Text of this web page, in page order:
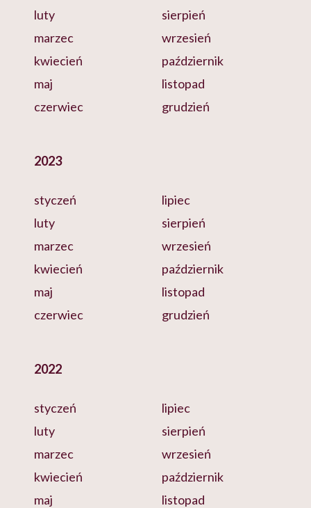
luty
marzec
kwiecień
maj
czerwiec
sierpień
wrzesień
październik
listopad
grudzień
2023
styczeń
luty
marzec
kwiecień
maj
czerwiec
lipiec
sierpień
wrzesień
październik
listopad
grudzień
2022
styczeń
luty
marzec
kwiecień
maj
lipiec
sierpień
wrzesień
październik
listopad